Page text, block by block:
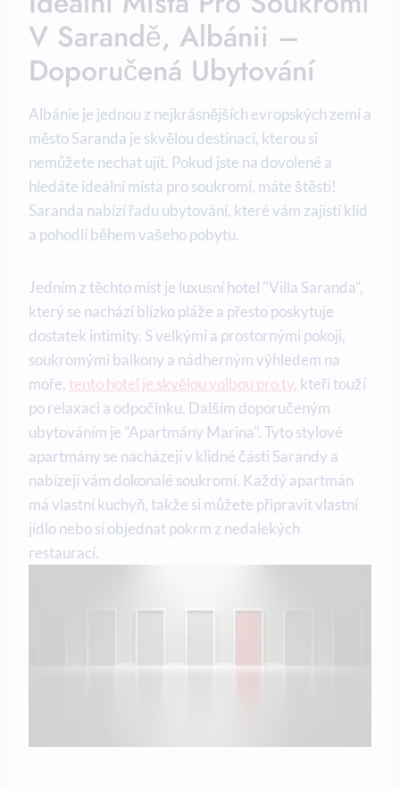
V Sarandě, Albánii –
‍Doporučená⁤ Ubytování
Albánie je jednou z nejkrásnějších evropských zemí a
​město Saranda je skvělou destinací, kterou si
nemůžete nechat ⁤ujít. Pokud jste⁤ na dovolené a
hledáte ideální ⁣místa pro soukromí, máte štěstí!
Saranda nabízí řadu ubytování, které vám zajistí klid
a pohodlí⁤ během vašeho pobytu.
Jedním ​z těchto míst je luxusní hotel "Villa Saranda",‌
který se nachází blízko​ pláže a přesto poskytuje
dostatek intimity. S velkými a prostornými⁤ pokoji,
soukromými balkony a nádherným výhledem na
moře, ‍ tento hotel je skvělou volbou pro ty, kteří touží
po relaxaci a odpočinku. Dalším doporučeným
ubytováním je "Apartmány‌ Marina". Tyto stylové
apartmány se nacházejí v klidné části ‍Sarandy a
nabízejí vám dokonalé soukromí. Každý ‍apartmán
má vlastní kuchyň, takže si můžete připravit ‍vlastní
jídlo nebo si objednat pokrm z‍ nedalekých
restaurací.